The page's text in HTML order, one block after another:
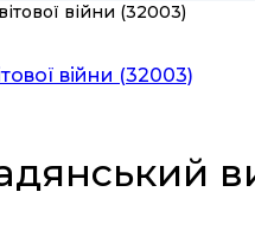
війни (32003)